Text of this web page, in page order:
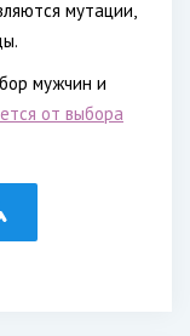
мутации,
мужчин и
от выбора